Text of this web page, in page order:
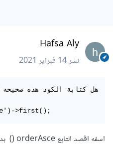
Hafsa Aly
نشر14 فبراير 2021
>first();
اسفه اقصد التابع orderAsce () بدل من orderDesc()